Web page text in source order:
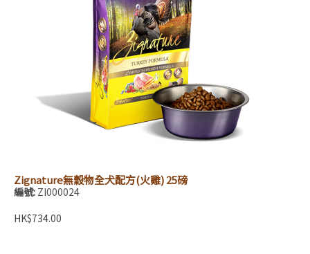
Zignature無穀物全犬配方(火雞) 25磅
編號: ZI000024
HK$734.00